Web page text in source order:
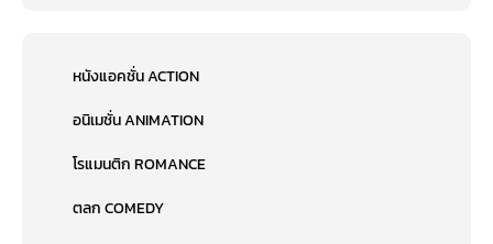
หนังแอคชั่น ACTION
อนิเมชั่น ANIMATION
โรแมนติก ROMANCE
ตลก COMEDY